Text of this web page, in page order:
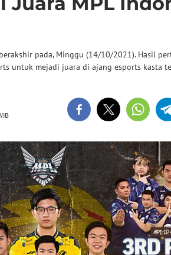
pada, Minggu (14/10/2021). Hasil
untuk mejadi juara di ajang esports kasta